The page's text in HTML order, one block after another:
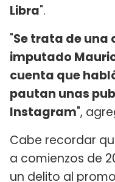
Libra".
"Se trata de una
imputado
cuenta que
pautan unas
Instagram",
Cabe recordar
a comienzos de
un delito al